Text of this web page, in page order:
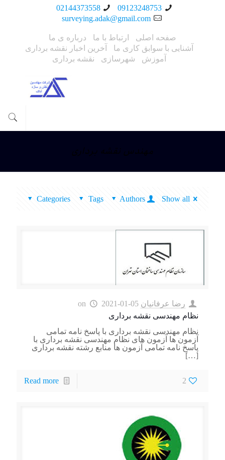
09123248753
02144373558
surveying.adak@gmail.com
صفحه اصلی ارتباط با ما
درباره ی ما
آشنایی با سوابق کاری ما
آخرین اخبار نقشه برداری
آموزش
شهرسازی نقشه برداری
مهندس نقشه برداری
Categories Tags Authors Show all
رضا عرفانیان on
2021-01-05
نظام مهندسی نقشه برداری
نظام مهندسی نقشه برداری با پاسخ نامه تمامی
آزمون ها آزمون های نظام مهندسی نقشه برداری با
پاسخ نامه تمامی آزمون ها منابع رشته نقشه برداری
[…]
2
Read more